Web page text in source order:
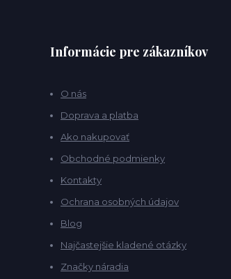
Informácie pre zákazníkov
O nás
Doprava a platba
Ako nakupovať
Obchodné podmienky
Kontakty
Ochrana osobných údajov
Blog
Najčastejšie kladené otázky
Značky náradia